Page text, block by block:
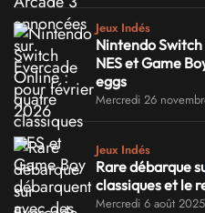
Jeux Indés
Nintendo
NES et Game
eggs
Mercredi 26
Jeux Indés
Rare débarque
classiques et le
Mercredi 6 août 2025